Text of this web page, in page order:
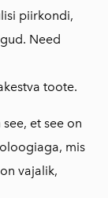
piirkondi,
Need
toote.
et see on
mis
vajalik,